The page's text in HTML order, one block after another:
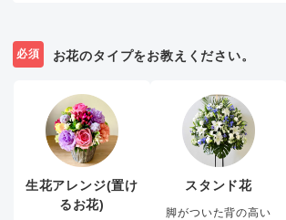
必須 お花のタイプをお教えください。
生花アレンジ(置け
るお花)
スタンド花
脚がついた背の高い